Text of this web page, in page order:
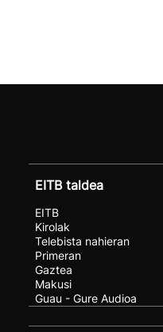
EITB taldea
EITB
Kirolak
Telebista nahieran
Primeran
Gaztea
Makusi
Guau - Gure Audioa